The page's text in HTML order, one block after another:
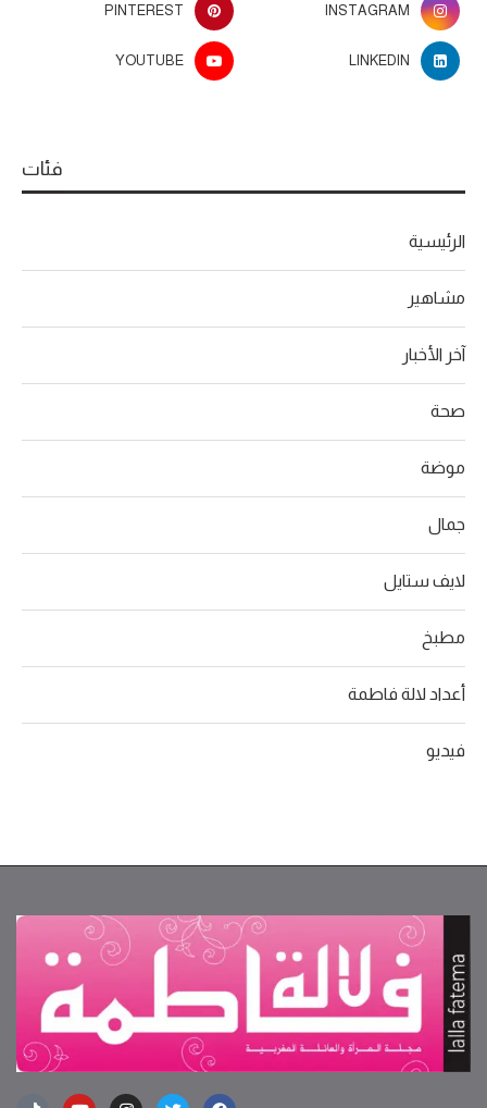
INSTAGRAM
PINTEREST
LINKEDIN
YOUTUBE
فئات
الرئيسية
مشاهير
آخر الأخبار
صحة
موضة
جمال
لايف ستايل
مطبخ
أعداد لالة فاطمة
فيديو